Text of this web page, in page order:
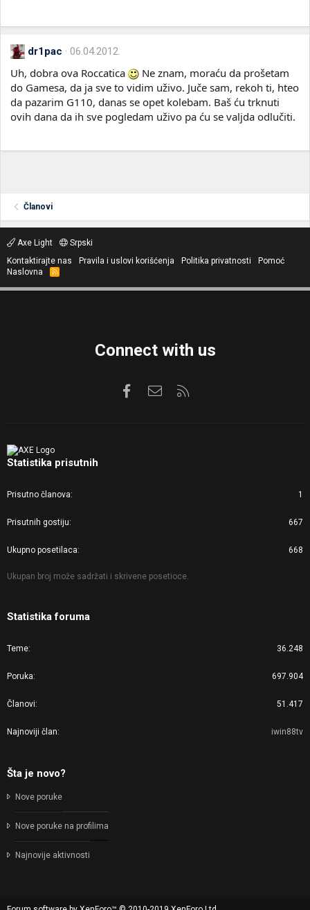
dr1pac 06.04.2012.
Uh, dobra ova Roccatica
Ne znam, moraću da prošetam
do Gamesa, da ja sve to vidim uživo. Juče sam, rekoh ti, hteo
da pazarim G110, danas se opet kolebam. Baš ću trknuti
ovih dana da ih sve pogledam uživo pa ću se valjda odlučiti.
Članovi
Axe Light
Srpski
Kontaktirajte nas
Pravila i uslovi korišćenja Politika privatnosti
Pomoć
Naslovna
R
S
Connect with us
FacebookKontaktirajte nas
Statistika prisutnih
Prisutno članova 1
Prisutnih gostiju 667
Ukupno posetilaca 668
Ukupan broj može sadržati i skrivene posetioce.
Statistika foruma
Teme 36.248
Poruka 697.904
Članovi 51.417
Najnoviji član iwin88tv
Šta je novo?
Nove poruke
Nove poruke na profilima
Najnovije aktivnosti